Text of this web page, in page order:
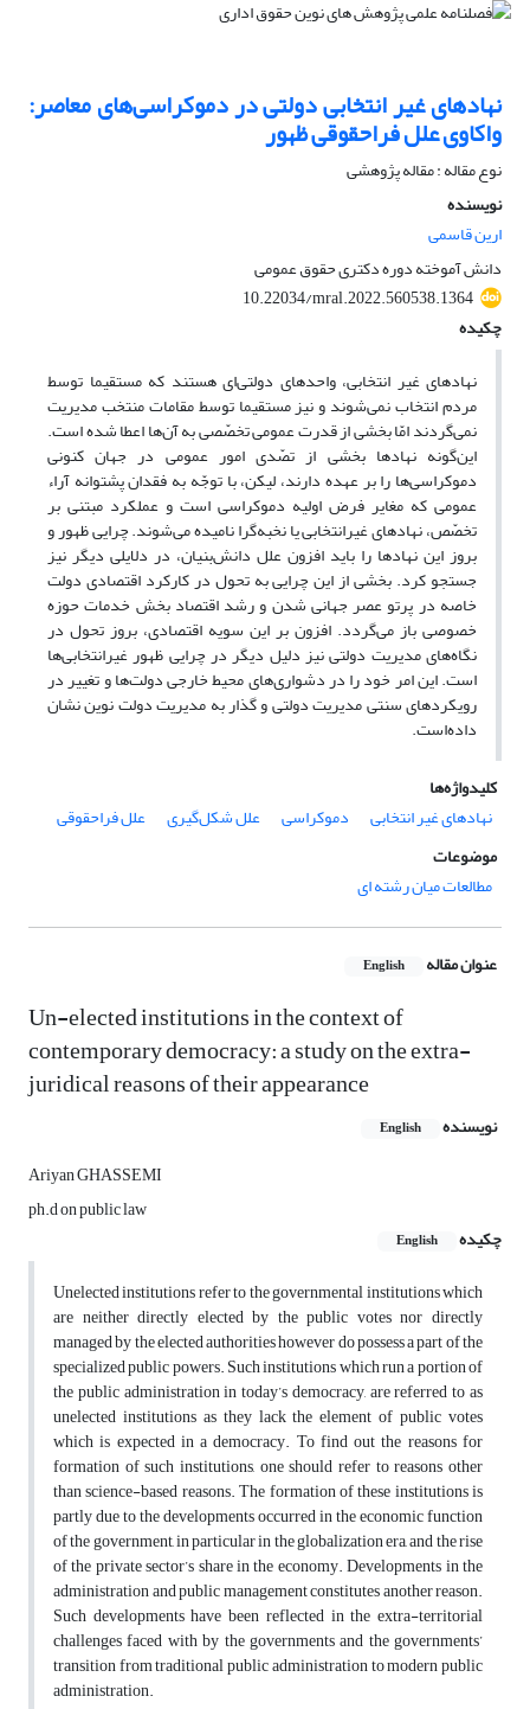
نهادهای غیر انتخابی دولتی در دموکراسی‌های معاصر:
واکاوی علل فراحقوقی ظهور
نوع مقاله : مقاله پژوهشی
نویسنده
ارین قاسمی
دانش آموخته دوره دکتری حقوق عمومی
10.22034/mral.2022.560538.1364
چکیده
نهادهای غیر انتخابی، واحدهای دولتی‌ای هستند که مستقیما توسط
مردم انتخاب نمی‌شوند و نیز مستقیما توسط مقامات منتخب مدیریت
نمی‌گردند امّا بخشی از قدرت عمومی تخصّصی به آن‌ها اعطا شده است.
این‌گونه نهادها بخشی از تصّدی امور عمومی در جهان کنونی
دموکراسی‌ها را بر عهده دارند، لیکن، با توجّه به فقدان پشتوانه آراء
عمومی که مغایر فرض اولیه دموکراسی است و عملکرد مبتنی بر
تخصّص، نهادهای غیرانتخابی یا نخبه‌گرا نامیده می‌شوند. چرایی ظهور و
بروز این نهادها را باید افزون علل دانش‌بنیان، در دلایلی دیگر نیز
جستجو کرد. بخشی از این چرایی به تحول در کارکرد اقتصادی دولت
خاصه در پرتو عصر جهانی شدن و رشد اقتصاد بخش خدمات حوزه
خصوصی باز می‌گردد. افزون بر این سویه اقتصادی، بروز تحول در
نگاه‌های مدیریت دولتی نیز دلیل دیگر در چرایی ظهور غیرانتخابی‌ها
است. این امر خود را در دشواری‌های محیط خارجی دولت‌ها و تغییر در
رویکردهای سنتی مدیریت دولتی و گذار به مدیریت دولت نوین نشان
داده‌است.
کلیدواژه‌ها
نهادهای غیر انتخابی
دموکراسی علل شکل‌گیری
علل فراحقوقی
موضوعات
مطالعات میان رشته ای
عنوان مقاله English
Un-elected institutions in the context of
contemporary democracy: a study on the extra-
juridical reasons of their appearance
نویسنده English
Ariyan GHASSEMI
ph.d on public law
چکیده
English
Unelected institutions refer to the governmental institutions which
are neither directly elected by the public votes nor directly
managed by the elected authorities however do possess a part of the
specialized public powers. Such institutions which run a portion of
the public administration in today’s democracy, are referred to as
unelected institutions as they lack the element of public votes
which is expected in a democracy. To find out the reasons for
formation of such institutions, one should refer to reasons other
than science-based reasons. The formation of these institutions is
partly due to the developments occurred in the economic function
of the government, in particular in the globalization era, and the rise
of the private sector’s share in the economy. Developments in the
administration and public management constitutes another reason.
Such developments have been reflected in the extra-territorial
challenges faced with by the governments and the governments’
transition from traditional public administration to modern public
administration.